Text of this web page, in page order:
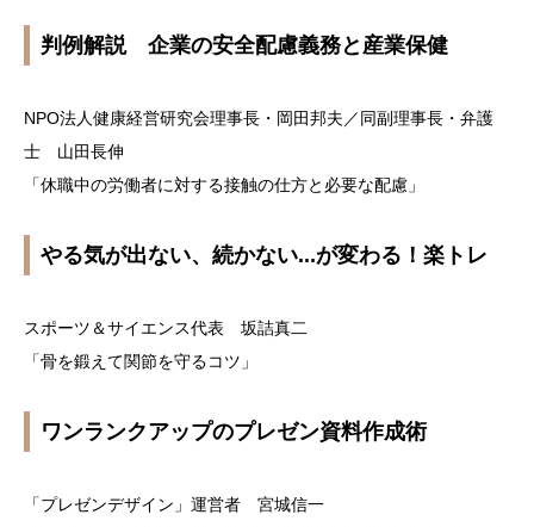
判例解説 企業の安全配慮義務と産業保健
NPO法人健康経営研究会理事長・岡田邦夫／同副理事長・弁護
士 山田長伸
「休職中の労働者に対する接触の仕方と必要な配慮」
やる気が出ない、続かない...が変わる！楽トレ
スポーツ＆サイエンス代表 坂詰真二
「骨を鍛えて関節を守るコツ」
ワンランクアップのプレゼン資料作成術
「プレゼンデザイン」運営者 宮城信一